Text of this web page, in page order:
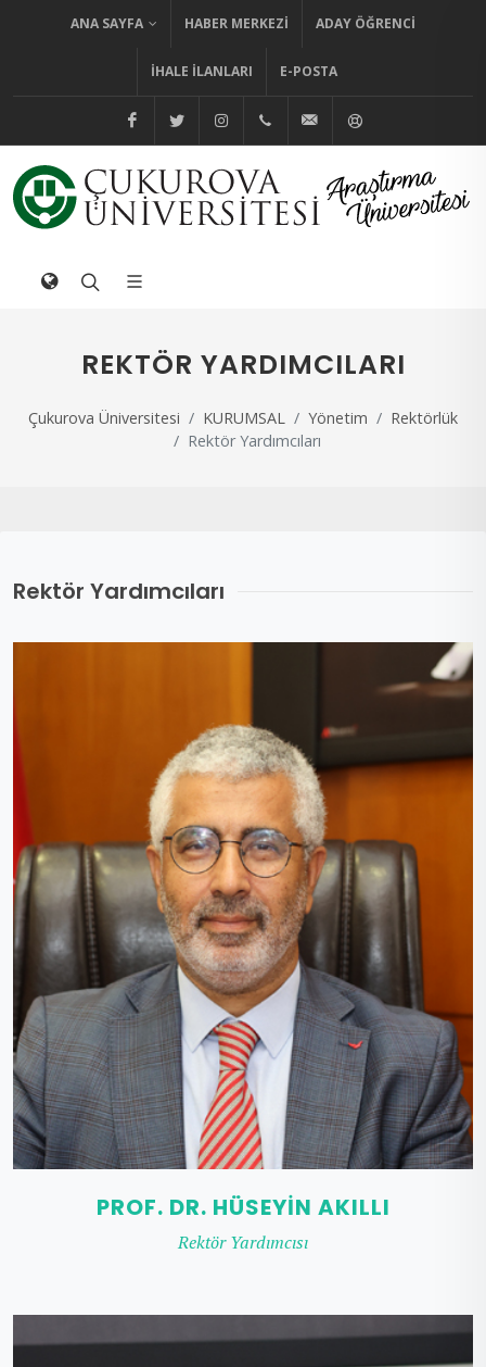
ANA SAYFA HABER MERKEZI ADAY ÖĞRENCI
İHALE İLANLARI E-POSTA
@cuhabermerkezi
@cukurovaedutr
@cukurovaedutr
+90 (322) 338 60 84
bilgi@cu.edu.tr
REKTÖR YARDIMCILARI
Çukurova Üniversitesi KURUMSAL Yönetim
Rektörlük
Rektör Yardımcıları
Rektör Yardımcıları
PROF. DR. HÜSEYIN AKILLI
Rektör Yardımcısı